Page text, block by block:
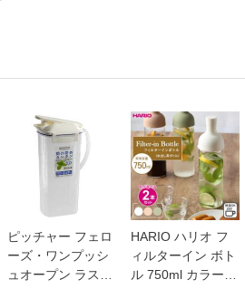
ピッチャー フェロ
ーズ・ワンプッシ
ュオープン ラスト
HARIO ハリオ フ
ィルターイン ボト
ル 750ml カラーが